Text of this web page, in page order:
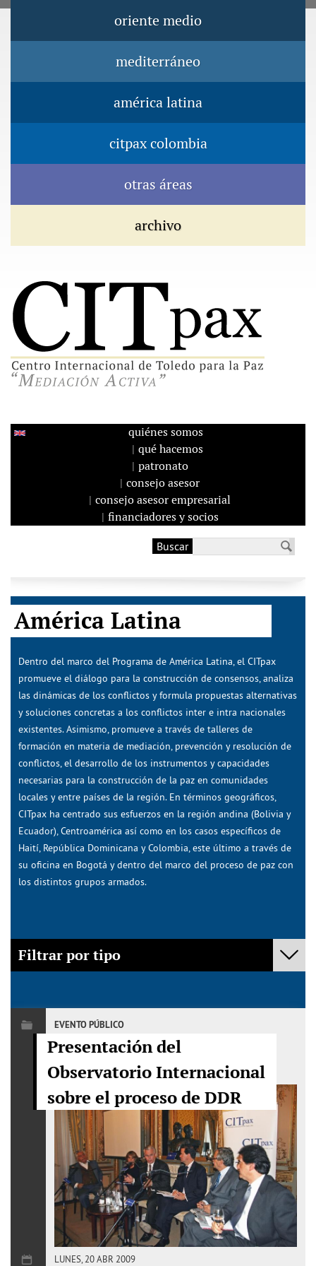
Jump to navigation
Menú principal
oriente medio
mediterráneo
américa latina
citpax colombia
otras áreas
archivo
quiénes somos
qué hacemos
patronato
consejo asesor
consejo asesor empresarial
financiadores y socios
búsqueda
Buscar
América Latina
Dentro del marco del Programa de América Latina, el CITpax
promueve el diálogo para la construcción de consensos, analiza
las dinámicas de los conflictos y formula propuestas alternativas
y soluciones concretas a los conflictos inter e intra nacionales
existentes. Asimismo, promueve a través de talleres de
formación en materia de mediación, prevención y resolución de
conflictos, el desarrollo de los instrumentos y capacidades
necesarias para la construcción de la paz en comunidades
locales y entre países de la región. En términos geográficos,
CITpax ha centrado sus esfuerzos en la región andina (Bolivia y
Ecuador), Centroamérica así como en los casos específicos de
Haití, República Dominicana y Colombia, este último a través de
su oficina en Bogotá y dentro del marco del proceso de paz con
los distintos grupos armados.
Filtrar por tipo
Policy Fora
Mediación
Publicaciones
EVENTO PÚBLICO
Presentación del
Observatorio Internacional
sobre el proceso de DDR
LUNES, 20 ABR 2009